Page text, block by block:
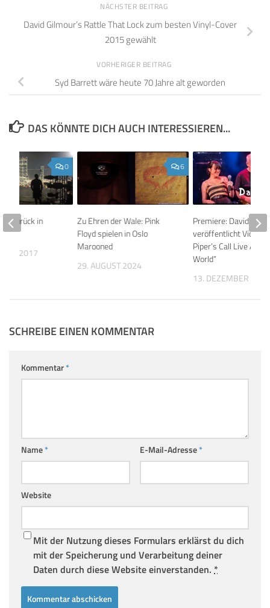
NÄCHSTER BEITRAG
David Gilmour’s Rattle That Lock zum besten Vinyl-Cover
2015 gewählt
VORHERIGER BEITRAG
Syd Barrett wäre heute 70 Jahre alt geworden
DAS KÖNNTE DICH AUCH INTERESSIEREN...
6
Zu Ehren der Wale: Pink
Floyd spielen in Oslo
Marooned
29. AUGUST 2024
Premiere: David
veröffentlicht Video
Piper’s Call Live
World“
13. DEZEMBER 2024
0
zurück in
2017
SCHREIBE EINEN KOMMENTAR
Kommentar*
Name* E-Mail-Adresse*
Website
Mit der Nutzung dieses Formulars erklärst du dich
mit der Speicherung und Verarbeitung deiner
Daten durch diese Website einverstanden. *